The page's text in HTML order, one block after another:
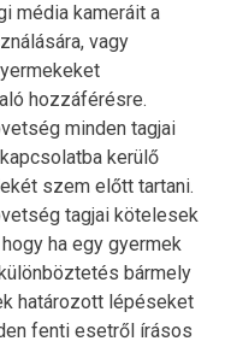
média kameráit a
vagy
hozzáférésre.
minden tagjai
kerülő
szem előtt tartani.
tagjai kötelesek
ha egy gyermek
bármely
határozott lépéseket
fenti esetről írásos